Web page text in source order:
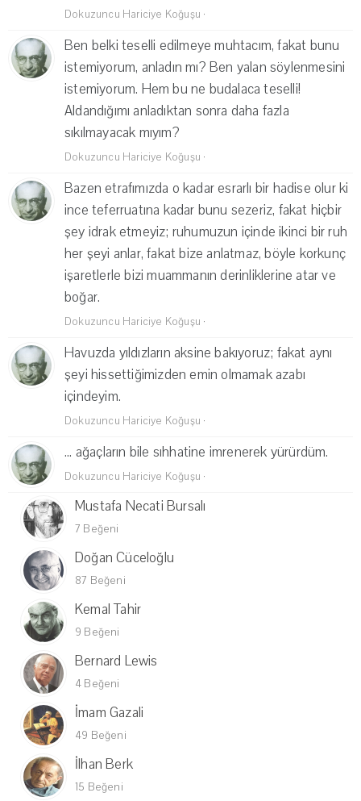
Dokuzuncu Hariciye Koğuşu ·
Ben belki teselli edilmeye muhtacım, fakat bunu
istemiyorum, anladın mı? Ben yalan söylenmesini
istemiyorum. Hem bu ne budalaca teselli!
Aldandığımı anladıktan sonra daha fazla
sıkılmayacak mıyım?
Dokuzuncu Hariciye Koğuşu ·
Bazen etrafımızda o kadar esrarlı bir hadise olur ki
ince teferruatına kadar bunu sezeriz, fakat hiçbir
şey idrak etmeyiz; ruhumuzun içinde ikinci bir ruh
her şeyi anlar, fakat bize anlatmaz, böyle korkunç
işaretlerle bizi muammanın derinliklerine atar ve
boğar.
Dokuzuncu Hariciye Koğuşu ·
Havuzda yıldızların aksine bakıyoruz; fakat aynı
şeyi hissettiğimizden emin olmamak azabı
içindeyim.
Dokuzuncu Hariciye Koğuşu ·
... ağaçların bile sıhhatine imrenerek yürürdüm.
Dokuzuncu Hariciye Koğuşu ·
Mustafa Necati Bursalı
7 Beğeni
Doğan Cüceloğlu
87 Beğeni
Kemal Tahir
9 Beğeni
Bernard Lewis
4 Beğeni
İmam Gazali
49 Beğeni
İlhan Berk
15 Beğeni